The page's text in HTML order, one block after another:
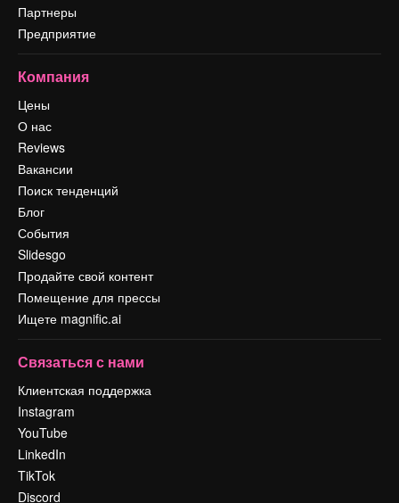
Партнеры
Предприятие
Компания
Цены
О нас
Reviews
Вакансии
Поиск тенденций
Блог
События
Slidesgo
Продайте свой контент
Помещение для прессы
Ищете magnific.ai
Связаться с нами
Клиентская поддержка
Instagram
YouTube
LinkedIn
TikTok
Discord